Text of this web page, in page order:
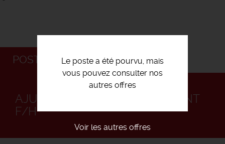
Le poste a été pourvu, mais
vous pouvez consulter nos
autres offres
Voir les autres offres
POSTULEZ
AJUSTEUR MOULISTE DÉBUTANT
F/H